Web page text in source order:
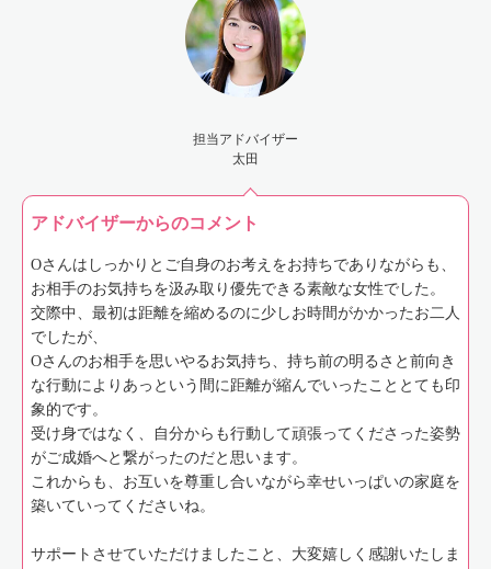
担当アドバイザー
太田
アドバイザーからのコメント
Oさんはしっかりとご自身のお考えをお持ちでありながらも、
お相手のお気持ちを汲み取り優先できる素敵な女性でした。
交際中、最初は距離を縮めるのに少しお時間がかかったお二人
でしたが、
Oさんのお相手を思いやるお気持ち、持ち前の明るさと前向き
な行動によりあっという間に距離が縮んでいったこととても印
象的です。
受け身ではなく、自分からも行動して頑張ってくださった姿勢
がご成婚へと繋がったのだと思います。
これからも、お互いを尊重し合いながら幸せいっぱいの家庭を
築いていってくださいね。
サポートさせていただけましたこと、大変嬉しく感謝いたしま